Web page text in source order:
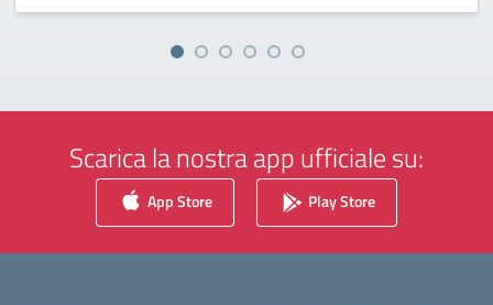
Scarica la nostra app ufficiale su:
App Store Play Store